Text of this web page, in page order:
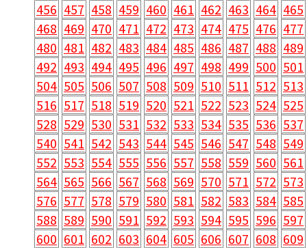
456 457 458 459 460 461 462 463 464 465
468 469 470 471 472 473 474 475 476 477
480 481 482 483 484 485 486 487 488 489
492 493 494 495 496 497 498 499 500 501
504 505 506 507 508 509 510 511 512 513
516 517 518 519 520 521 522 523 524 525
528 529 530 531 532 533 534 535 536 537
540 541 542 543 544 545 546 547 548 549
552 553 554 555 556 557 558 559 560 561
564 565 566 567 568 569 570 571 572 573
576 577 578 579 580 581 582 583 584 585
588 589 590 591 592 593 594 595 596 597
600 601 602 603 604 605 606 607 608 609